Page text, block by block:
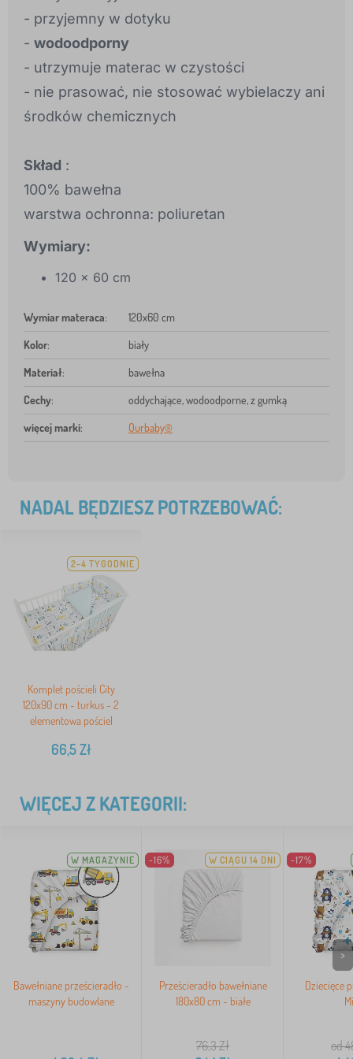
- przyjemny w dotyku
- wodoodporny
- utrzymuje materac w czystości
- nie prasować, nie stosować wybielaczy ani
środków chemicznych
Skład :
100% bawełna
warstwa ochronna: poliuretan
Wymiary:
120 x 60 cm
Wymiar materaca: 120x60 cm
Kolor: biały
Materiał: bawełna
Cechy: oddychające, wodoodporne, z gumką
więcej marki: Ourbaby®
NADAL BĘDZIESZ POTRZEBOWAĆ:
2-4 TYGODNIE
Komplet pościeli City
120x90 cm - turkus - 2
elementowa pościel
66,5Zł
WIĘCEJ Z KATEGORII:
W MAGAZYNIE
Bawełniane prześcieradło -
maszyny budowlane
-16% W CIĄGU 14 DNI
Prześcieradło bawełniane
180x80 cm - białe
76,3Zł
-17%
Dziecięce
od
>